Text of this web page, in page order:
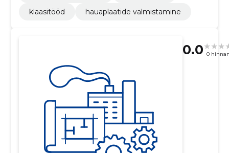
klaasitööd
hauaplaatide valmistamine
0.0 0